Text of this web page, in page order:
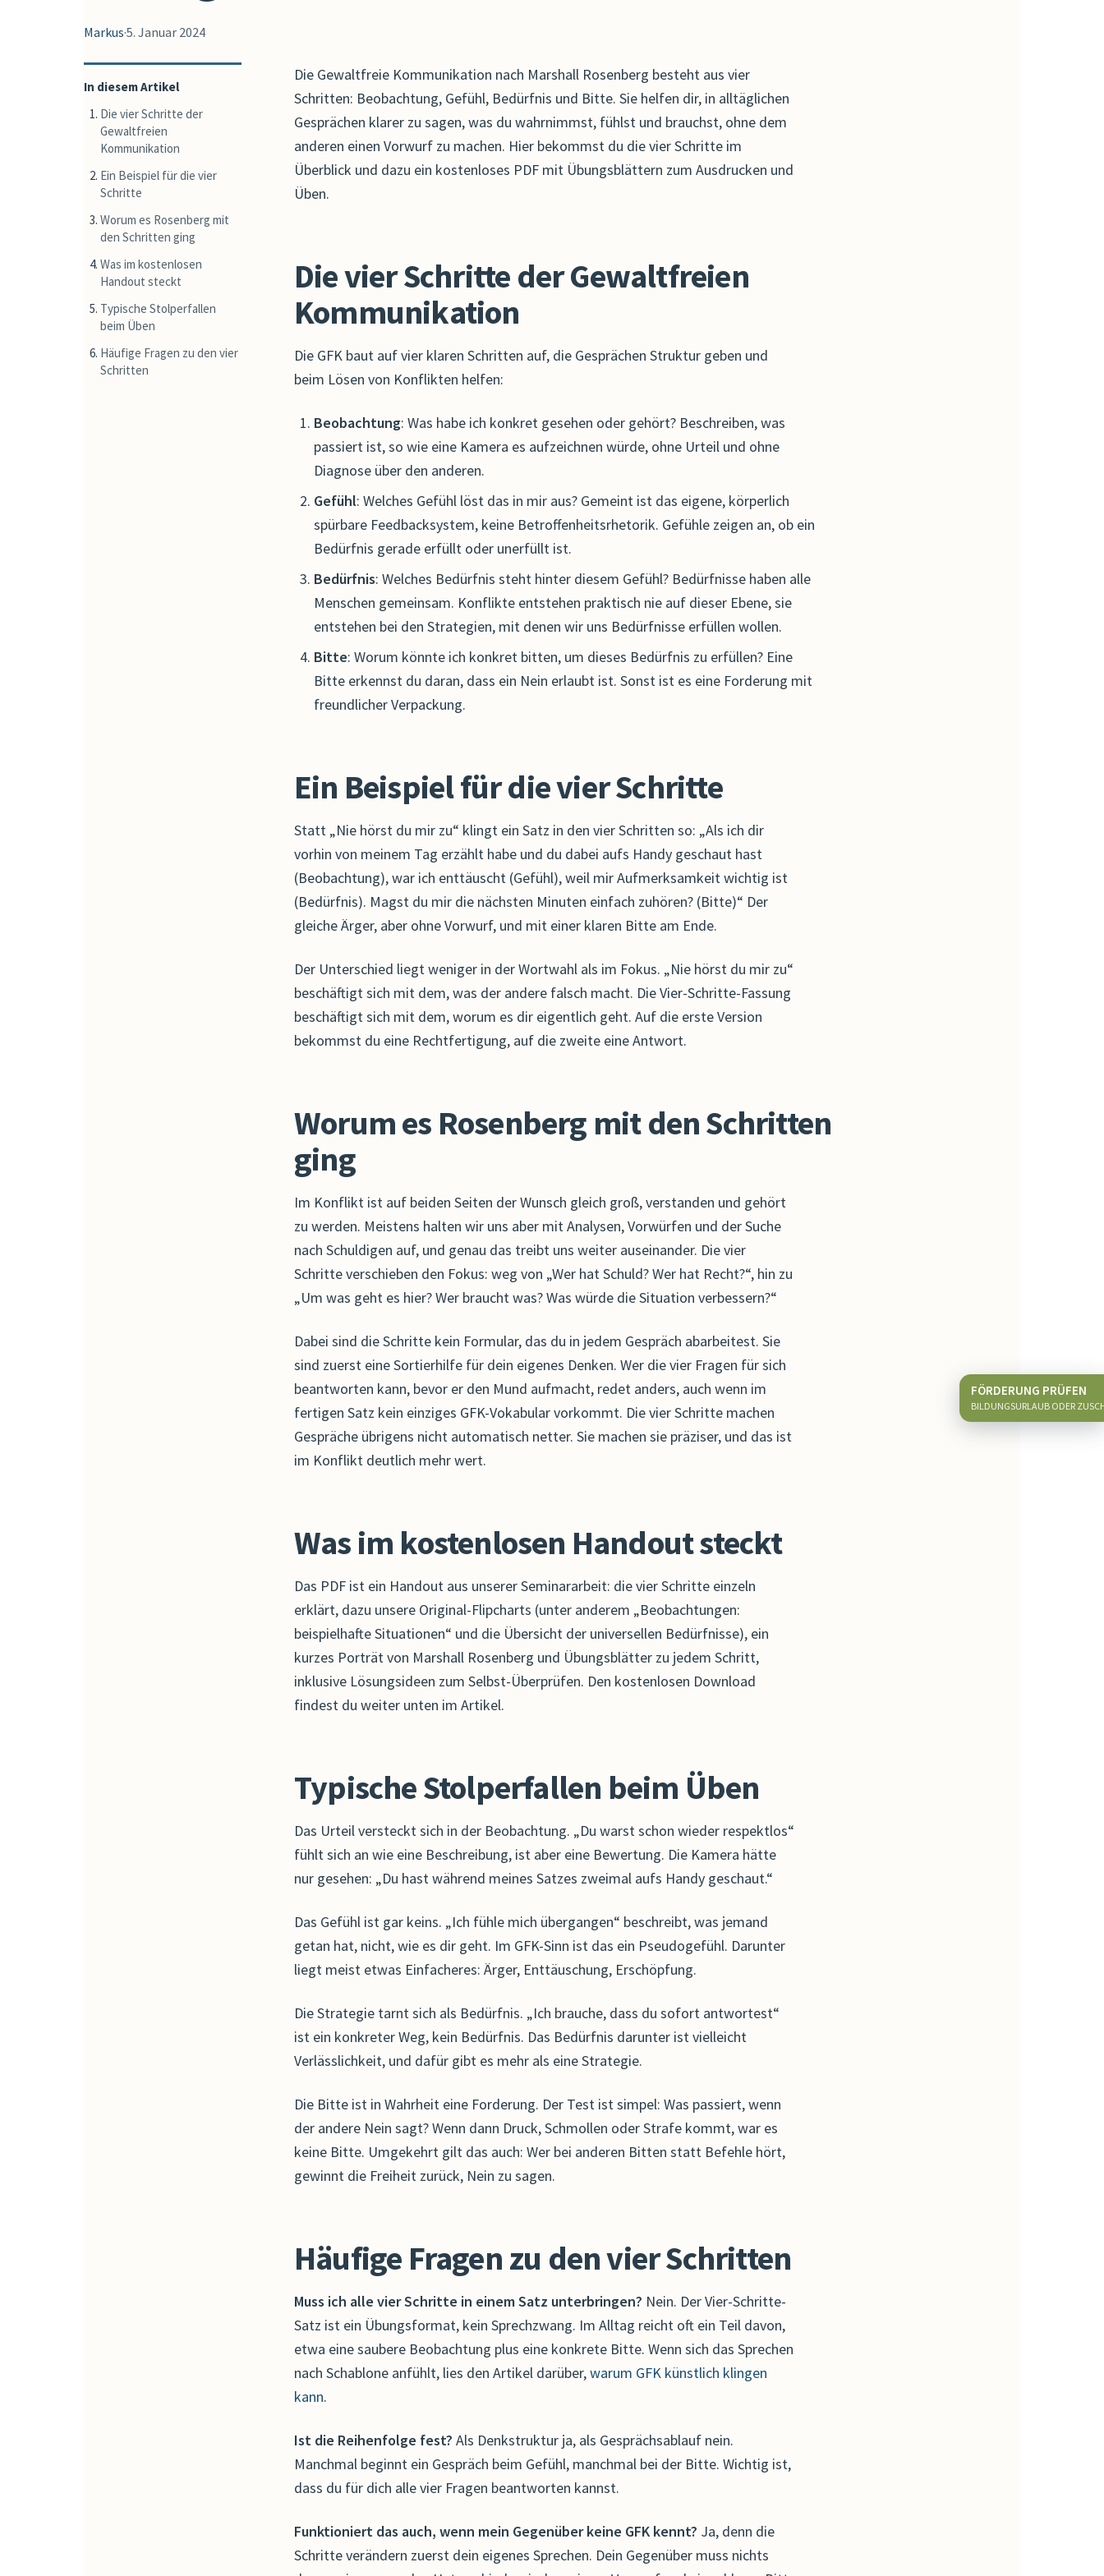
Markus·5. Januar 2024
In diesem Artikel
Die vier Schritte der
Gewaltfreien
Kommunikation
Ein Beispiel für die vier
Schritte
Worum es Rosenberg mit
den Schritten ging
Was im kostenlosen
Handout steckt
Typische Stolperfallen
beim Üben
Häufige Fragen zu den vier
Schritten
Die Gewaltfreie Kommunikation nach Marshall Rosenberg besteht aus vier
Schritten: Beobachtung, Gefühl, Bedürfnis und Bitte. Sie helfen dir, in alltäglichen
Gesprächen klarer zu sagen, was du wahrnimmst, fühlst und brauchst, ohne dem
anderen einen Vorwurf zu machen. Hier bekommst du die vier Schritte im
Überblick und dazu ein kostenloses PDF mit Übungsblättern zum Ausdrucken und
Üben.
Die vier Schritte der Gewaltfreien
Kommunikation
Die GFK baut auf vier klaren Schritten auf, die Gesprächen Struktur geben und
beim Lösen von Konflikten helfen:
Beobachtung: Was habe ich konkret gesehen oder gehört? Beschreiben, was
passiert ist, so wie eine Kamera es aufzeichnen würde, ohne Urteil und ohne
Diagnose über den anderen.
Gefühl: Welches Gefühl löst das in mir aus? Gemeint ist das eigene, körperlich
spürbare Feedbacksystem, keine Betroffenheitsrhetorik. Gefühle zeigen an, ob ein
Bedürfnis gerade erfüllt oder unerfüllt ist.
Bedürfnis: Welches Bedürfnis steht hinter diesem Gefühl? Bedürfnisse haben alle
Menschen gemeinsam. Konflikte entstehen praktisch nie auf dieser Ebene, sie
entstehen bei den Strategien, mit denen wir uns Bedürfnisse erfüllen wollen.
Bitte: Worum könnte ich konkret bitten, um dieses Bedürfnis zu erfüllen? Eine
Bitte erkennst du daran, dass ein Nein erlaubt ist. Sonst ist es eine Forderung mit
freundlicher Verpackung.
Ein Beispiel für die vier Schritte
Statt „Nie hörst du mir zu“ klingt ein Satz in den vier Schritten so: „Als ich dir
vorhin von meinem Tag erzählt habe und du dabei aufs Handy geschaut hast
(Beobachtung), war ich enttäuscht (Gefühl), weil mir Aufmerksamkeit wichtig ist
(Bedürfnis). Magst du mir die nächsten Minuten einfach zuhören? (Bitte)“ Der
gleiche Ärger, aber ohne Vorwurf, und mit einer klaren Bitte am Ende.
Der Unterschied liegt weniger in der Wortwahl als im Fokus. „Nie hörst du mir zu“
beschäftigt sich mit dem, was der andere falsch macht. Die Vier-Schritte-Fassung
beschäftigt sich mit dem, worum es dir eigentlich geht. Auf die erste Version
bekommst du eine Rechtfertigung, auf die zweite eine Antwort.
Worum es Rosenberg mit den Schritten
ging
Im Konflikt ist auf beiden Seiten der Wunsch gleich groß, verstanden und gehört
zu werden. Meistens halten wir uns aber mit Analysen, Vorwürfen und der Suche
nach Schuldigen auf, und genau das treibt uns weiter auseinander. Die vier
Schritte verschieben den Fokus: weg von „Wer hat Schuld? Wer hat Recht?“, hin zu
„Um was geht es hier? Wer braucht was? Was würde die Situation verbessern?“
Dabei sind die Schritte kein Formular, das du in jedem Gespräch abarbeitest. Sie
sind zuerst eine Sortierhilfe für dein eigenes Denken. Wer die vier Fragen für sich
beantworten kann, bevor er den Mund aufmacht, redet anders, auch wenn im
fertigen Satz kein einziges GFK-Vokabular vorkommt. Die vier Schritte machen
Gespräche übrigens nicht automatisch netter. Sie machen sie präziser, und das ist
im Konflikt deutlich mehr wert.
Was im kostenlosen Handout steckt
Das PDF ist ein Handout aus unserer Seminararbeit: die vier Schritte einzeln
erklärt, dazu unsere Original-Flipcharts (unter anderem „Beobachtungen:
beispielhafte Situationen“ und die Übersicht der universellen Bedürfnisse), ein
kurzes Porträt von Marshall Rosenberg und Übungsblätter zu jedem Schritt,
inklusive Lösungsideen zum Selbst-Überprüfen. Den kostenlosen Download
findest du weiter unten im Artikel.
Typische Stolperfallen beim Üben
Das Urteil versteckt sich in der Beobachtung. „Du warst schon wieder respektlos“
fühlt sich an wie eine Beschreibung, ist aber eine Bewertung. Die Kamera hätte
nur gesehen: „Du hast während meines Satzes zweimal aufs Handy geschaut.“
Das Gefühl ist gar keins. „Ich fühle mich übergangen“ beschreibt, was jemand
getan hat, nicht, wie es dir geht. Im GFK-Sinn ist das ein Pseudogefühl. Darunter
liegt meist etwas Einfacheres: Ärger, Enttäuschung, Erschöpfung.
Die Strategie tarnt sich als Bedürfnis. „Ich brauche, dass du sofort antwortest“
ist ein konkreter Weg, kein Bedürfnis. Das Bedürfnis darunter ist vielleicht
Verlässlichkeit, und dafür gibt es mehr als eine Strategie.
Die Bitte ist in Wahrheit eine Forderung. Der Test ist simpel: Was passiert, wenn
der andere Nein sagt? Wenn dann Druck, Schmollen oder Strafe kommt, war es
keine Bitte. Umgekehrt gilt das auch: Wer bei anderen Bitten statt Befehle hört,
gewinnt die Freiheit zurück, Nein zu sagen.
Häufige Fragen zu den vier Schritten
Muss ich alle vier Schritte in einem Satz unterbringen? Nein. Der Vier-Schritte-
Satz ist ein Übungsformat, kein Sprechzwang. Im Alltag reicht oft ein Teil davon,
etwa eine saubere Beobachtung plus eine konkrete Bitte. Wenn sich das Sprechen
nach Schablone anfühlt, lies den Artikel darüber,warum GFK künstlich klingen
kann.
Ist die Reihenfolge fest? Als Denkstruktur ja, als Gesprächsablauf nein.
Manchmal beginnt ein Gespräch beim Gefühl, manchmal bei der Bitte. Wichtig ist,
dass du für dich alle vier Fragen beantworten kannst.
Funktioniert das auch, wenn mein Gegenüber keine GFK kennt? Ja, denn die
Schritte verändern zuerst dein eigenes Sprechen. Dein Gegenüber muss nichts
FÖRDERUNG PRÜFEN
BILDUNGSURLAUB ODER